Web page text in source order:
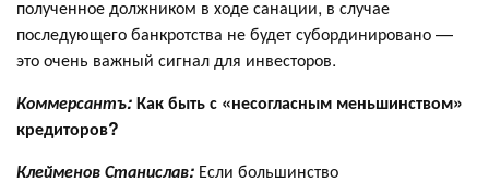
полученное должником в ходе санации, в случае
последующего банкротства не будет субординировано —
это очень важный сигнал для инвесторов.
Коммерсантъ:Как быть с «несогласным меньшинством»
кредиторов?
Клейменов Станислав: Если большинство